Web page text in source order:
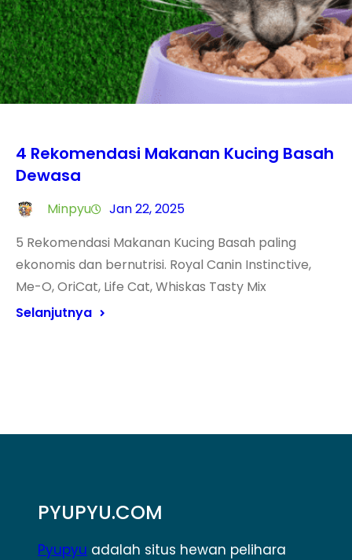
4 Rekomendasi Makanan Kucing Basah
Dewasa
Minpyu
Jan 22, 2025
5 Rekomendasi Makanan Kucing Basah paling
ekonomis dan bernutrisi. Royal Canin Instinctive,
Me-O, OriCat, Life Cat, Whiskas Tasty Mix
Selanjutnya
PYUPYU.COM
Pyupyu adalah situs hewan pelihara